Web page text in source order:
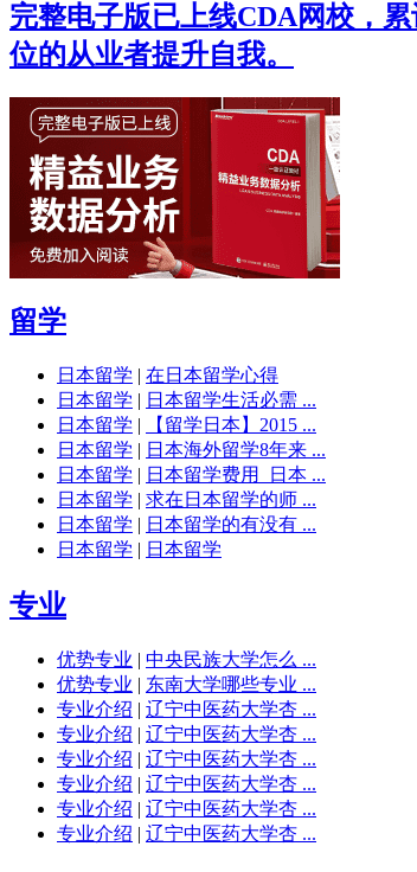
完整电子版已上线CDA网校，
位的从业者提升自我。
留学
日本留学 | 在日本留学心得
日本留学 | 日本留学生活必需 ...
日本留学 |
【留学日本】2015 ...
日本留学 | 日本海外留学8年来 ...
日本留学 | 日本留学费用_日本 ...
日本留学 | 求在日本留学的师 ...
日本留学 | 日本留学的有没有 ...
日本留学 | 日本留学
专业
优势专业 | 中央民族大学怎么 ...
优势专业 | 东南大学哪些专业 ...
专业介绍 | 辽宁中医药大学杏 ...
专业介绍 | 辽宁中医药大学杏 ...
专业介绍 | 辽宁中医药大学杏 ...
专业介绍 | 辽宁中医药大学杏 ...
专业介绍 | 辽宁中医药大学杏 ...
专业介绍 | 辽宁中医药大学杏 ...